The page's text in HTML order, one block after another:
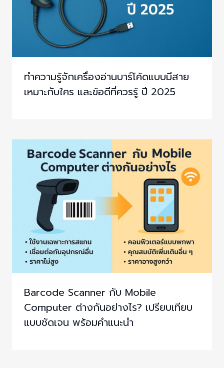
ทำความรู้จักเครื่องอ่านบาร์โค้ดแบบมีสาย
เหมาะกับใคร และข้อดีที่ควรรู้ ปี 2025
Barcode Scanner กับ Mobile
Computer ต่างกันอย่างไร? เปรียบเทียบ
แบบชัดเจน พร้อมคำแนะนำ